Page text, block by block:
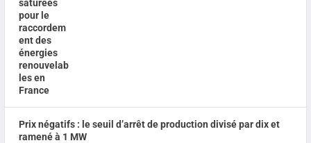
Prix négatifs : le seuil d’arrêt de production divisé par dix et
ramené à 1 MW